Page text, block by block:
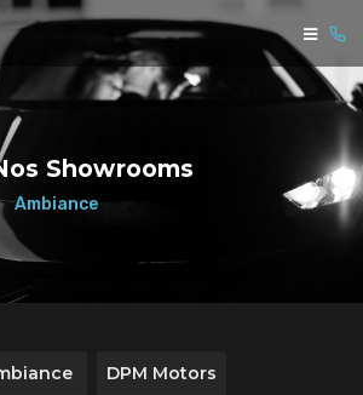
Showrooms
Ambiance
DPM Motors